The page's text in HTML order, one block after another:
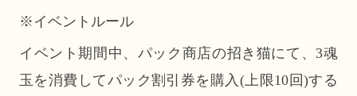
※イベントルール
イベント期間中、パック商店の招き猫にて、3魂
玉を消費してパック割引券を購入(上限10回)する